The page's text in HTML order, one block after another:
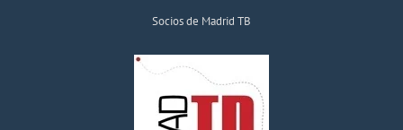
Socios de Madrid TB